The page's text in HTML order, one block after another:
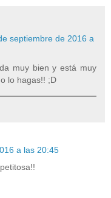
septiembre de 2016 a
muy bien y está muy
lo hagas!! ;D
a las 20:45